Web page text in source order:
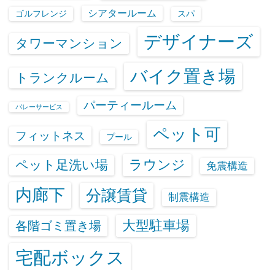
ゴルフレンジ シアタールーム スパ
タワーマンション デザイナーズ
トランクルーム バイク置き場
バレーサービス パーティールーム
フィットネス プール ペット可
ペット足洗い場 ラウンジ 免震構造
内廊下 分譲賃貸 制震構造
各階ゴミ置き場 大型駐車場
宅配ボックス